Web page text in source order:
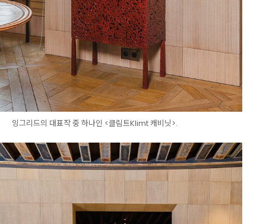
잉그리드의 대표작 중 하나인 <클림트Klimt 캐비닛>.